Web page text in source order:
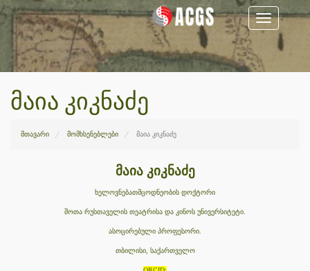
Toggle
navigation
მაია კიკნაძე
მთავარი მომხსენებლები მაია კიკნაძე
მაია კიკნაძე
ხელოვნებათმცოდნეობის დოქტორი
შოთა რუსთაველის თეატრისა და კინოს უნივერსიტეტი.
ასოცირებული პროფესორი.
თბილისი, საქართველო